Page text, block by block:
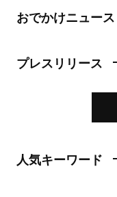
おでかけニュース
プレスリリース
人気キーワード